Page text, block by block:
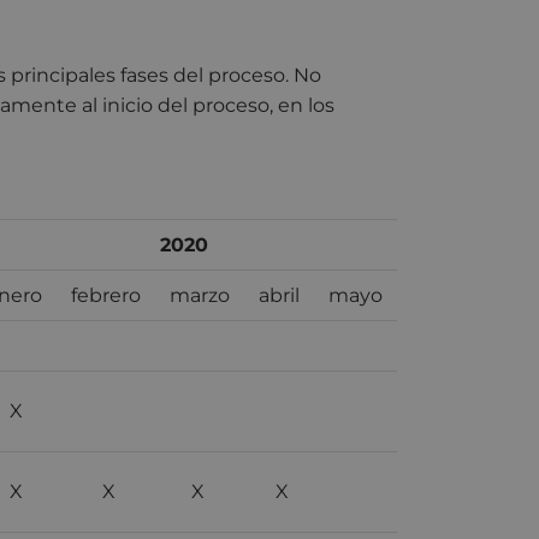
fases del proceso. No
al inicio del proceso, en los
2020
febrero marzo abril mayo
X
X X X X